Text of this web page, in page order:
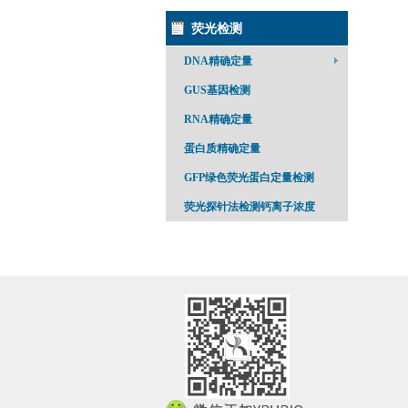
荧光检测
DNA精确定量
GUS基因检测
RNA精确定量
蛋白质精确定量
GFP绿色荧光蛋白定量检测
荧光探针法检测钙离子浓度